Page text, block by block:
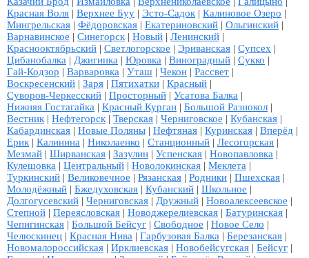
Красная Воля | Верхнее Буу | Эсто-Садок| Калиновое Озеро |
Мингрельская | Фёдоровская | Екатериновский | Ольгинский |
Варнавинское | Синегорск| Новый | Ленинский |
Краснооктябрьский | Светлогорское | Эриванская | Супсех |
Цибанобалка | Джигинка | Юровка | Виноградный | Сукко |
Гай-Кодзор | Варваровка | Уташ | Чекон | Рассвет |
Воскресенский | Заря | Пятихатки | Красный |
Суворов-Черкесский | Просторный | Усатова Балка |
Нижняя Гостагайка | Красный Курган | Большой Разнокол |
Вестник| Нефтегорск| Тверская | Черниговское | Кубанская |
Кабардинская | Новые Поляны | Нефтяная | Куринская | Вперёд |
Ерик| Калинина | Николаенко | Станционный | Лесогорская |
Мезмай | Ширванская | Зазулин | Успенская | Новопавловка |
Кулешовка | Центральный | Новолокинская | Меклета |
Туркинский | Великовечное | Рязанская | Родники | Пшехская |
Молодёжный | Бжедуховская | Кубанский | Школьное |
Долгогусевский | Черниговская | Дружный | Новоалексеевское |
Степной | Переясловская | Новоджерелиевская | Батуринская |
Чепигинская | Большой Бейсуг | Свободное | Новое Село |
Челюскинец | Красная Нива | Гарбузовая Балка | Березанская |
Новомалороссийская | Ирклиевская | Новобейсугская | Бейсуг |